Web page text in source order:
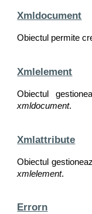
Xmldocument
Obiectul permite
Xmlelement
Obiectul
xmldocument.
Xmlattribute
Obiectul
xmlelement.
Errorn